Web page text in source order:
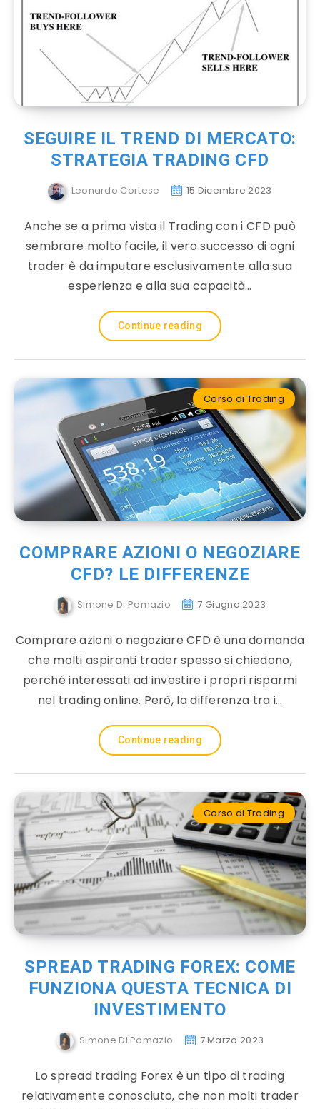
SEGUIRE IL TREND DI MERCATO:
STRATEGIA TRADING CFD
Leonardo Cortese 15 Dicembre 2023
Anche se a prima vista il Trading con i CFD può
sembrare molto facile, il vero successo di ogni
trader è da imputare esclusivamente alla sua
esperienza e alla sua capacità…
Continue reading
Corso di Trading
COMPRARE AZIONI O NEGOZIARE
CFD? LE DIFFERENZE
Simone Di Pomazio 7 Giugno 2023
Comprare azioni o negoziare CFD è una domanda
che molti aspiranti trader spesso si chiedono,
perché interessati ad investire i propri risparmi
nel trading online. Però, la differenza tra i…
Continue reading
Corso di Trading
SPREAD TRADING FOREX: COME
FUNZIONA QUESTA TECNICA DI
INVESTIMENTO
Simone Di Pomazio 7 Marzo 2023
Lo spread trading Forex è un tipo di trading
relativamente conosciuto, che non molti trader